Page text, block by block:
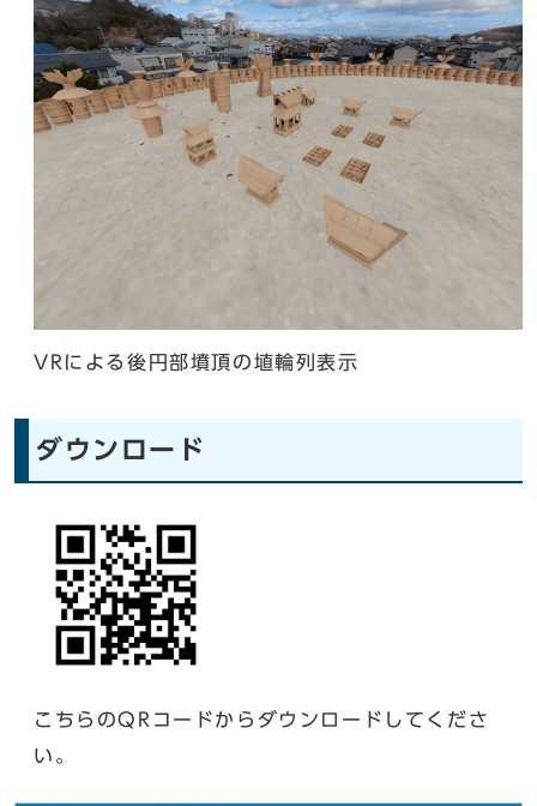
VRによる後円部墳頂の埴輪列表示
ダウンロード
こちらのQRコードからダウンロードしてくださ
い。